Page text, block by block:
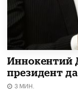
Иннокентий
президент
3 МИН.